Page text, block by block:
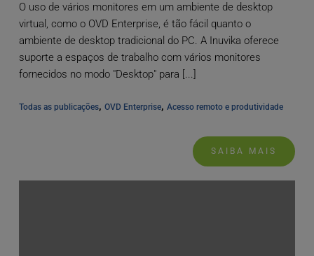
O uso de vários monitores em um ambiente de desktop
virtual, como o OVD Enterprise, é tão fácil quanto o
ambiente de desktop tradicional do PC. A Inuvika oferece
suporte a espaços de trabalho com vários monitores
fornecidos no modo "Desktop" para [...]
Todas as publicações, OVD Enterprise, Acesso remoto e produtividade
SAIBA MAIS